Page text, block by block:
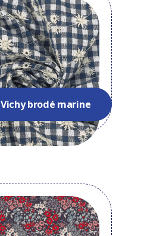
Vichy brodé marine